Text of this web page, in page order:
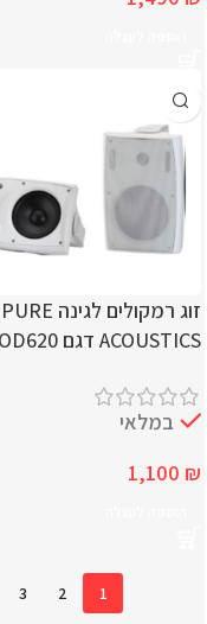
זוג רמקולים לגינה PURE
ACOUSTICS דגם OD620
במלאי
1,100 ₪
1
2
3